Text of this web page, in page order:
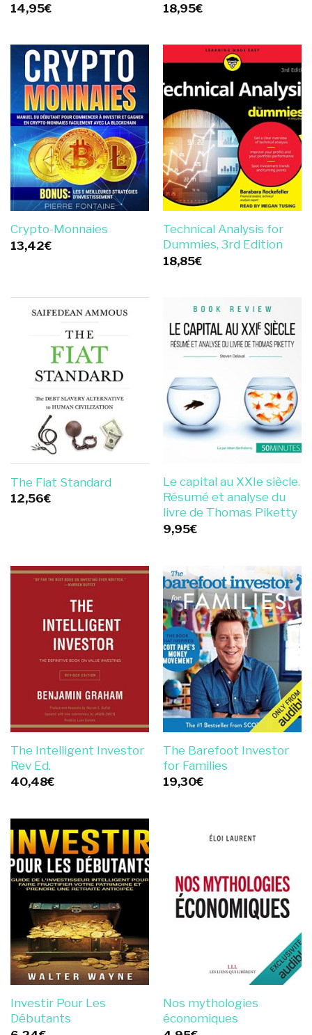
14,95€
18,95€
Crypto-Monnaies
13,42€
Technical Analysis for
Dummies, 3rd Edition
18,85€
The Fiat Standard
12,56€
Le capital au XXIe siècle.
Résumé et analyse du
livre de Thomas Piketty
9,95€
The Intelligent Investor
Rev Ed.
40,48€
The Barefoot Investor
for Families
19,30€
Investir Pour Les
Débutants
Nos mythologies
économiques